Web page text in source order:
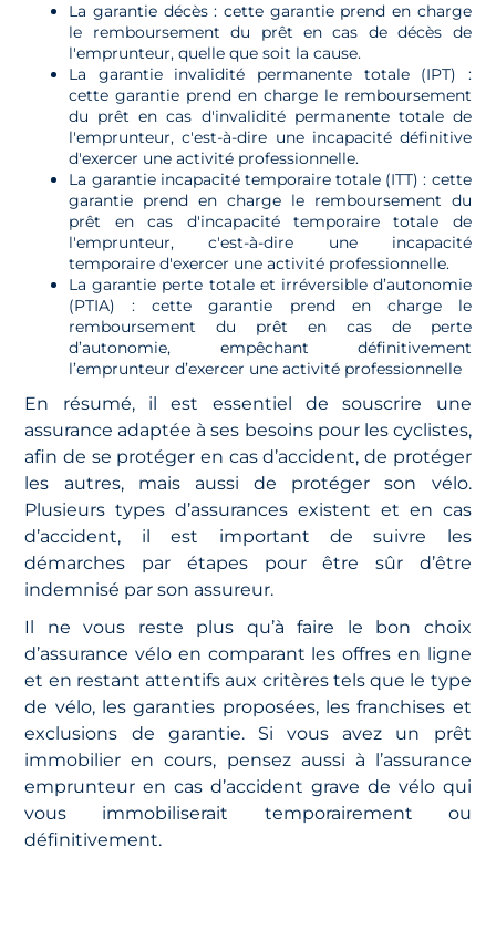
La garantie décès : cette garantie prend en charge
le remboursement du prêt en cas de décès de
l'emprunteur, quelle que soit la cause.
La garantie invalidité permanente totale (IPT) :
cette garantie prend en charge le remboursement
du prêt en cas d'invalidité permanente totale de
l'emprunteur, c'est-à-dire une incapacité définitive
d'exercer une activité professionnelle.
La garantie incapacité temporaire totale (ITT) : cette
garantie prend en charge le remboursement du
prêt en cas d'incapacité temporaire totale de
l'emprunteur, c'est-à-dire une incapacité
temporaire d'exercer une activité professionnelle.
La garantie perte totale et irréversible d’autonomie
(PTIA) : cette garantie prend en charge le
remboursement du prêt en cas de perte
d’autonomie, empêchant définitivement
l’emprunteur d’exercer une activité professionnelle
En résumé, il est essentiel de souscrire une
assurance adaptée à ses besoins pour les cyclistes,
afin de se protéger en cas d’accident, de protéger
les autres, mais aussi de protéger son vélo.
Plusieurs types d’assurances existent et en cas
d’accident, il est important de suivre les
démarches par étapes pour être sûr d’être
indemnisé par son assureur.
Il ne vous reste plus qu’à faire le bon choix
d’assurance vélo en comparant les offres en ligne
et en restant attentifs aux critères tels que le type
de vélo, les garanties proposées, les franchises et
exclusions de garantie. Si vous avez un prêt
immobilier en cours, pensez aussi à l’assurance
emprunteur en cas d’accident grave de vélo qui
vous immobiliserait temporairement ou
définitivement.